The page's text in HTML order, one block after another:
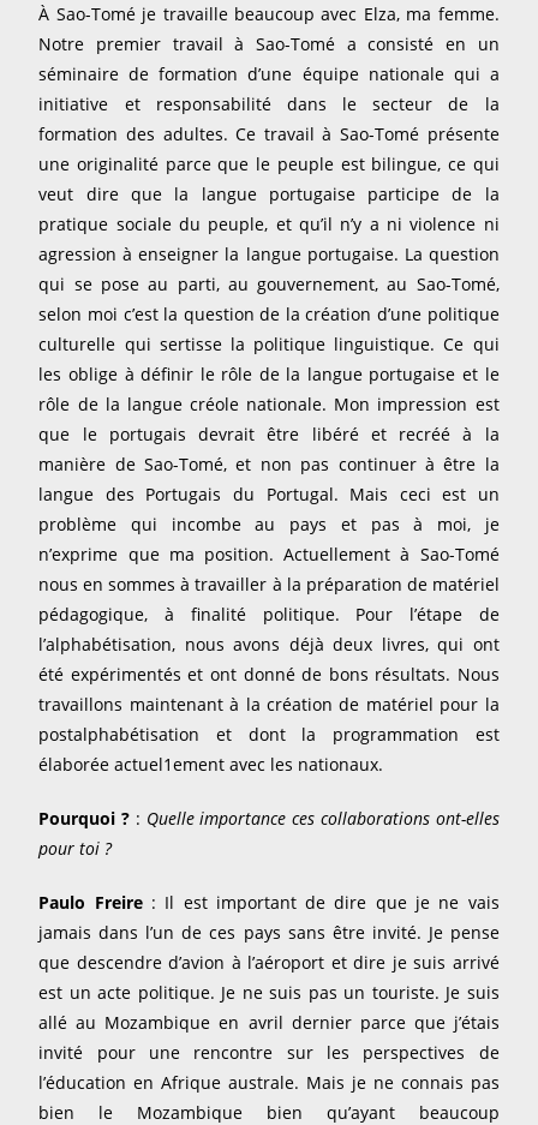
À Sao-Tomé je travaille beaucoup avec Elza, ma femme.
Notre premier travail à Sao-Tomé a consisté en un
séminaire de formation d’une équipe nationale qui a
initiative et responsabilité dans le secteur de la
formation des adultes. Ce travail à Sao-Tomé présente
une originalité parce que le peuple est bilingue, ce qui
veut dire que la langue portugaise participe de la
pratique sociale du peuple, et qu’il n’y a ni violence ni
agression à enseigner la langue portugaise. La question
qui se pose au parti, au gouvernement, au Sao-Tomé,
selon moi c’est la question de la création d’une politique
culturelle qui sertisse la politique linguistique. Ce qui
les oblige à définir le rôle de la langue portugaise et le
rôle de la langue créole nationale. Mon impression est
que le portugais devrait être libéré et recréé à la
manière de Sao-Tomé, et non pas continuer à être la
langue des Portugais du Portugal. Mais ceci est un
problème qui incombe au pays et pas à moi, je
n’exprime que ma position. Actuellement à Sao-Tomé
nous en sommes à travailler à la préparation de matériel
pédagogique, à finalité politique. Pour l’étape de
l’alphabétisation, nous avons déjà deux livres, qui ont
été expérimentés et ont donné de bons résultats. Nous
travaillons maintenant à la création de matériel pour la
postalphabétisation et dont la programmation est
élaborée actuel1ement avec les nationaux.
Pourquoi ? : Quelle importance ces collaborations ont-elles
pour toi ?
Paulo Freire: Il est important de dire que je ne vais
jamais dans l’un de ces pays sans être invité. Je pense
que descendre d’avion à l’aéroport et dire je suis arrivé
est un acte politique. Je ne suis pas un touriste. Je suis
allé au Mozambique en avril dernier parce que j’étais
invité pour une rencontre sur les perspectives de
l’éducation en Afrique australe. Mais je ne connais pas
bien le Mozambique bien qu’ayant beaucoup